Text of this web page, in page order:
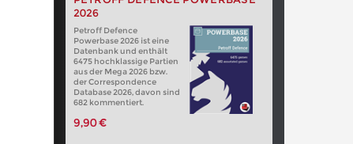
2026
Petroff Defence
Powerbase 2026 ist eine
Datenbank und enthält
6475 hochklassige Partien
aus der Mega 2026 bzw.
der Correspondence
Database 2026, davon sind
682 kommentiert.
9,90 €